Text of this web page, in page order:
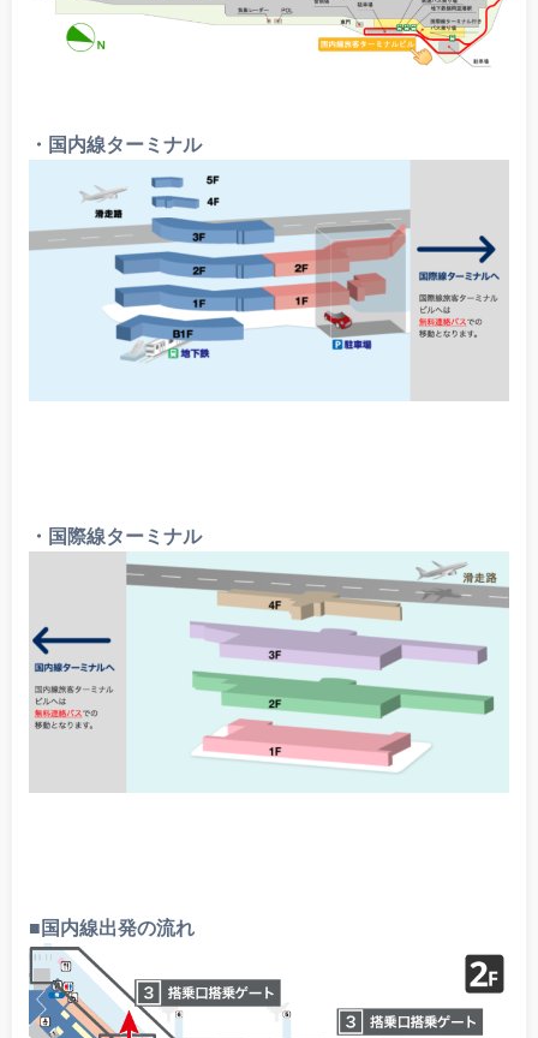
・国内線ターミナル
・国際線ターミナル
■国内線出発の流れ